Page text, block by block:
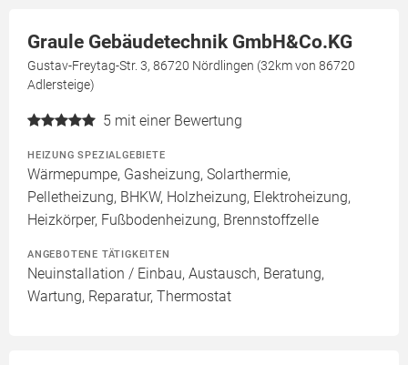
Graule Gebäudetechnik GmbH&Co.KG
Gustav-Freytag-Str. 3, 86720 Nördlingen (32km von 86720
Adlersteige)
5 mit einer Bewertung
HEIZUNG SPEZIALGEBIETE
Wärmepumpe, Gasheizung, Solarthermie,
Pelletheizung, BHKW, Holzheizung, Elektroheizung,
Heizkörper, Fußbodenheizung, Brennstoffzelle
ANGEBOTENE TÄTIGKEITEN
Neuinstallation / Einbau, Austausch, Beratung,
Wartung, Reparatur, Thermostat